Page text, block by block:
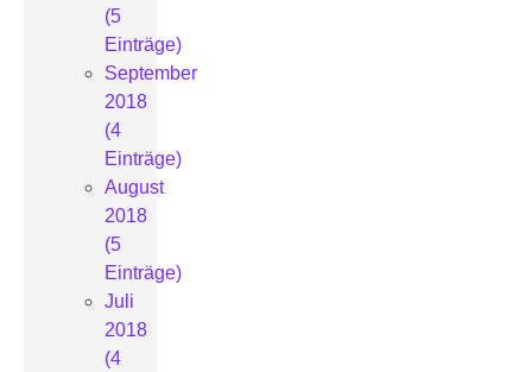
(5
Einträge)
September
2018
(4
Einträge)
August
2018
(5
Einträge)
Juli
2018
(4